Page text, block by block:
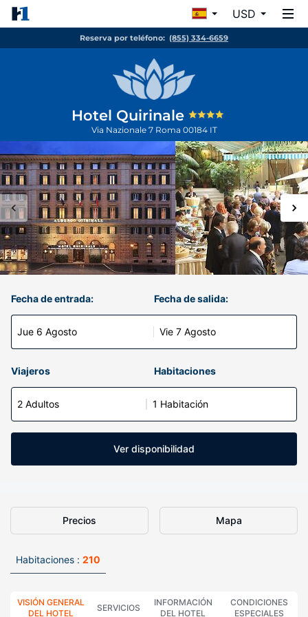
USD
Reserva por teléfono: (855) 334-6659
Hotel Quirinale
Via Nazionale 7 Roma 00184 IT
Fecha de entrada:
Jue 6 Agosto
Fecha de salida:
Vie 7 Agosto
Viajeros Habitaciones
2 Adultos 1 Habitación
Ver disponibilidad
Precios Mapa
Habitaciones : 210
VISIÓN GENERAL
DEL HOTEL
SERVICIOS
INFORMACIÓN
DEL HOTEL
CONDICIONES
ESPECIALES